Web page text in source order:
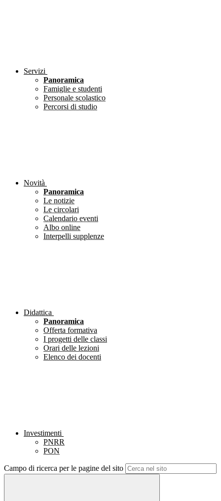
Servizi
Panoramica
Famiglie e studenti
Personale scolastico
Percorsi di studio
Novità
Panoramica
Le notizie
Le circolari
Calendario eventi
Albo online
Interpelli supplenze
Didattica
Panoramica
Offerta formativa
I progetti delle classi
Orari delle lezioni
Elenco dei docenti
Investimenti
PNRR
PON
Campo di ricerca per le pagine del sito